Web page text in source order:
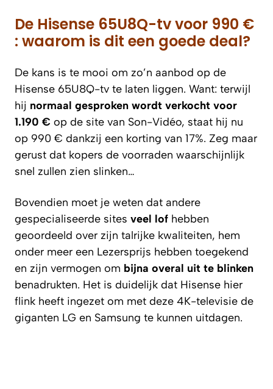
De Hisense 65U8Q-tv voor 990 €
: waarom is dit een goede deal?
De kans is te mooi om zo’n aanbod op de
Hisense 65U8Q-tv te laten liggen. Want: terwijl
hij normaal gesproken wordt verkocht voor
1.190 € op de site van Son-Vidéo, staat hij nu
op 990 € dankzij een korting van 17%. Zeg maar
gerust dat kopers de voorraden waarschijnlijk
snel zullen zien slinken…
Bovendien moet je weten dat andere
gespecialiseerde sites veel lof hebben
geoordeeld over zijn talrijke kwaliteiten, hem
onder meer een Lezersprijs hebben toegekend
en zijn vermogen om bijna overal uit te blinken
benadrukten. Het is duidelijk dat Hisense hier
flink heeft ingezet om met deze 4K-televisie de
giganten LG en Samsung te kunnen uitdagen.